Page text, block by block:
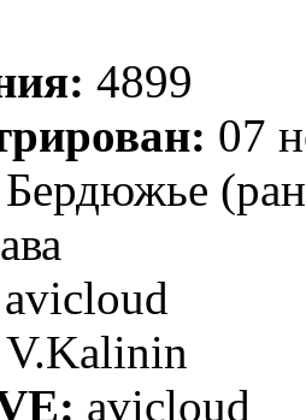
4899
07
Бердюжье
avicloud
V.Kalinin
avicloud